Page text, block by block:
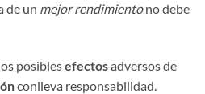
de un mejor rendimientono debe
posiblesefectosadversos de
conlleva responsabilidad.